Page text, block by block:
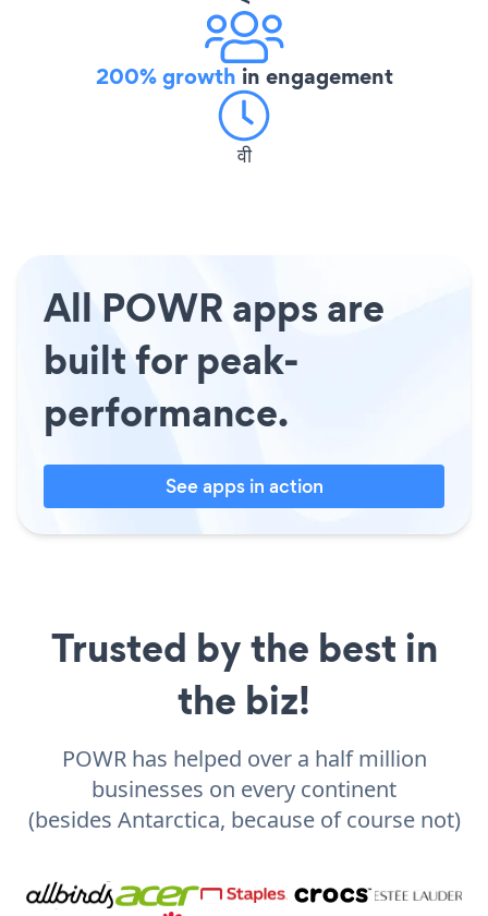
200% growth in engagement
वी
All POWR apps are
built for peak-
performance.
See apps in action
Trusted by the best in
the biz!
POWR has helped over a half million
businesses on every continent
(besides Antarctica, because of course not)